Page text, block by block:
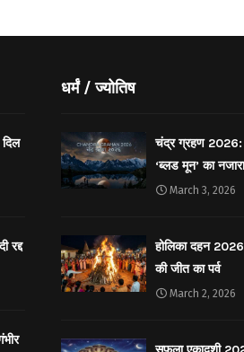
रद्द
धर्मं / ज्योतिष
चंद्र ग्रहण 2026:
‘ब्लड मून’ का नजारा
March 3, 2026
होलिका दहन
की जीत का पर्व
March 2, 2026